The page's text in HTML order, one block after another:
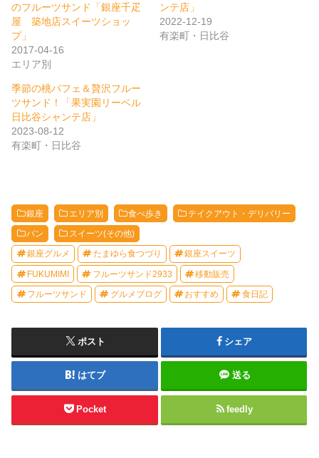
のフルーツサンド「銀座千疋
屋 築地店スイーツショッ
プ」
2017-04-16
エリア別
ンテ店」
2022-12-19
有楽町・日比谷
季節の桃パフェ＆贅沢フルー
ツサンド！「果実園リーベル
日比谷シャンテ店」
2023-08-12
有楽町・日比谷
銀座 エリア別 食べ歩き テイクアウト・デリバリー
パン スイーツ(その他)
銀座グルメ たまゆら食つづり 銀座スイーツ
FUKUMIMI フルーツサンド2933 移動販売
フルーツサンド グルメブログ おすすめ 食日記
ポスト シェア
はてブ 送る
Pocket feedly